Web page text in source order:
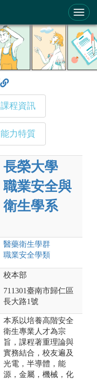
課程資訊
能力特質
長榮大學
職業安全與
衛生學系
醫藥衛生學群
職業安全學類
校本部
711301臺南市歸仁區
長大路1號
本系以培養高階安全
衛生專業人才為宗
旨，課程著重理論與
實務結合，校友遍及
光電，半導體，能
源，金屬，機械，化